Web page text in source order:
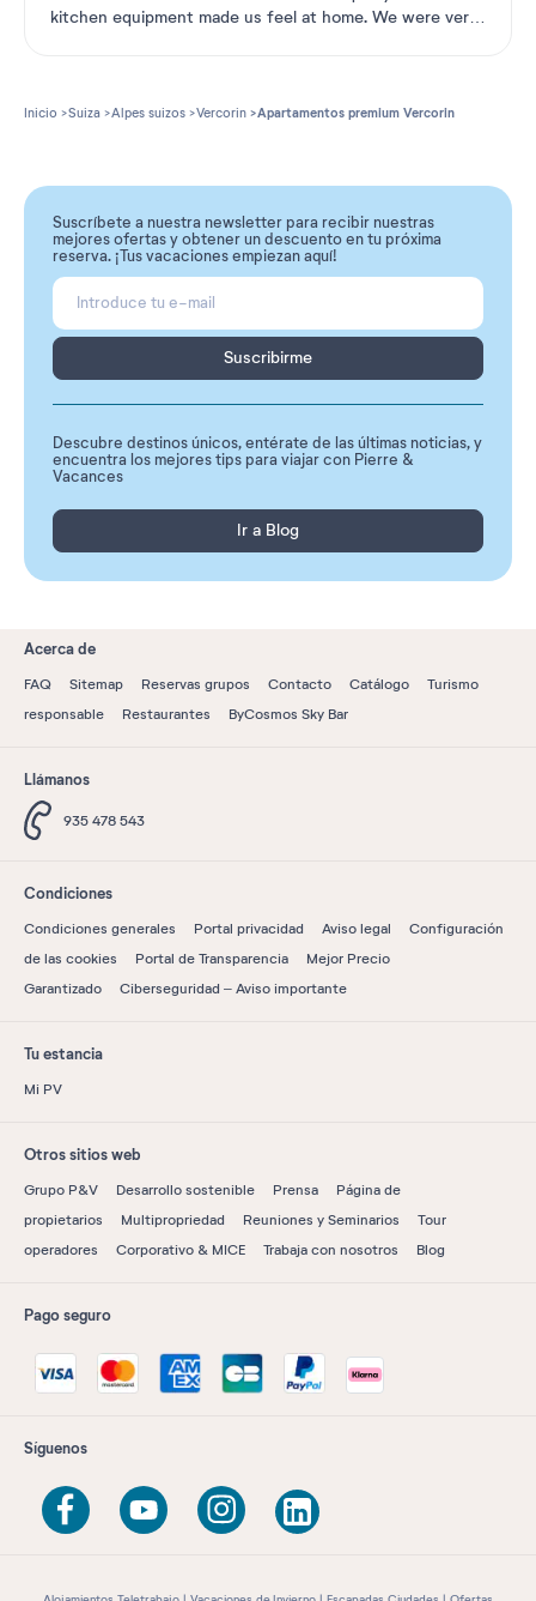
kitchen equipment made us feel at home. We were very
Inicio Suiza Alpes suizos Vercorin Apartamentos premium Vercorin
Suscríbete a nuestra newsletter para recibir nuestras
mejores ofertas y obtener un descuento en tu próxima
reserva. ¡Tus vacaciones empiezan aquí!
Suscribirme
Descubre destinos únicos, entérate de las últimas noticias, y
encuentra los mejores tips para viajar con Pierre &
Vacances
Ir a Blog
Acerca de
FAQ Sitemap Reservas grupos Contacto Catálogo
Turismo
responsable
Restaurantes ByCosmos Sky Bar
Llámanos
935 478 543
Condiciones
Condiciones generales Portal privacidad Aviso legal
Configuración
de las cookies
Portal de Transparencia
Mejor Precio
Garantizado
Ciberseguridad – Aviso importante
Tu estancia
Mi PV
Otros sitios web
Grupo P&V Desarrollo sostenible Prensa
Página de
propietarios
Multipropriedad Reuniones y Seminarios
Tour
operadores
Corporativo & MICE Trabaja con nosotros Blog
Pago seguro
Síguenos